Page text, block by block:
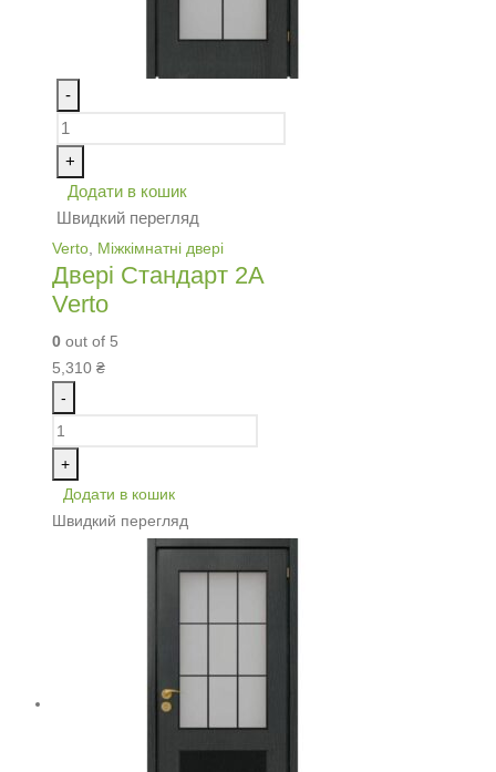
-
+
Додати в кошик
Швидкий перегляд
Verto Міжкімнатні двері
Двері Стандарт 2А
Verto
0 out of 5
5,310 ₴
-
+
Додати в кошик
Швидкий перегляд